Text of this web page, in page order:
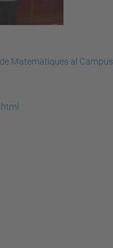
Matemàtiques al Campus